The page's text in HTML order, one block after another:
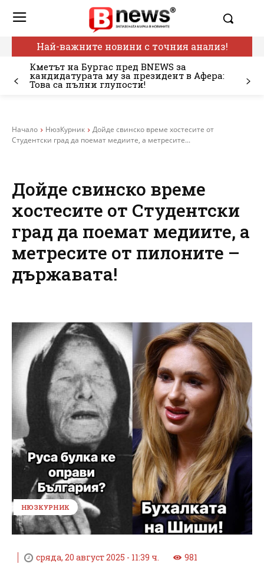
Най-важните новини с точния анализ!
Кметът на Бургас пред BNEWS за
кандидатурата му за президент в Афера:
Това са пълни глупости!
Начало НюзКурник
Дойде свинско време хостесите от
Студентски град да поемат медиите, а метресите...
Дойде свинско време
хостесите от Студентски
град да поемат медиите, а
метресите от пилоните –
държавата!
НЮЗКУРНИК
сряда, 20 август 2025 - 11:39 ч. 981